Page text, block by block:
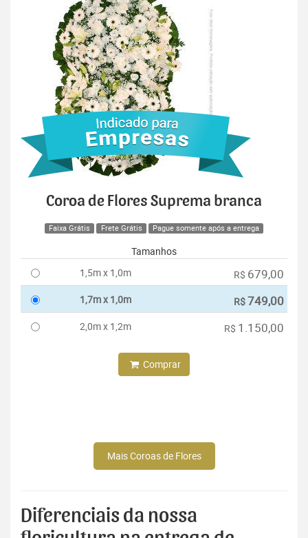
Coroa de Flores Suprema branca
Faixa Grátis Frete Grátis Pague somente após a entrega
Tamanhos
1,5m x 1,0m
R$ 679,00
1,7m x 1,0m R$749,00
2,0m x 1,2m R$ 1.150,00
Comprar
Mais Coroas de Flores
Diferenciais da nossa